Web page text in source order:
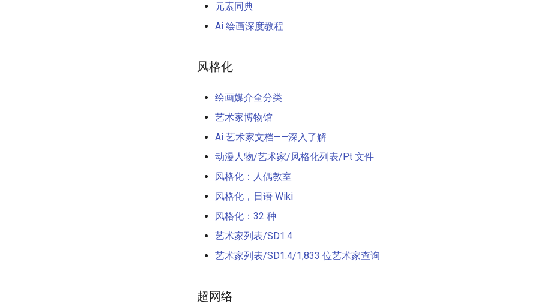
元素同典
Ai 绘画深度教程
风格化
绘画媒介全分类
艺术家博物馆
Ai 艺术家文档——深入了解
动漫人物/艺术家/风格化列表/Pt 文件
风格化：人偶教室
风格化，日语 Wiki
风格化：32 种
艺术家列表/SD1.4
艺术家列表/SD1.4/1,833 位艺术家查询
超网络